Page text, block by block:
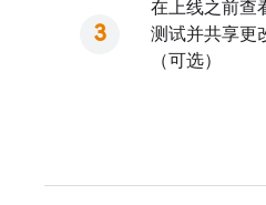
在上线之前查
测试并共享更
（可选）